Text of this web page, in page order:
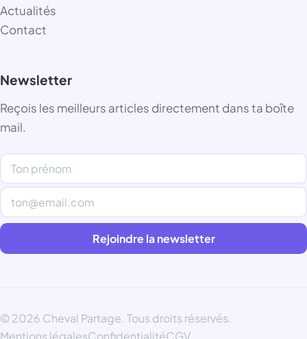
Actualités
Contact
Newsletter
Reçois les meilleurs articles directement dans ta boîte
mail.
Rejoindre la newsletter
© 2026 Cheval Partage. Tous droits réservés.
Mentions légalesConfidentialitéCGV